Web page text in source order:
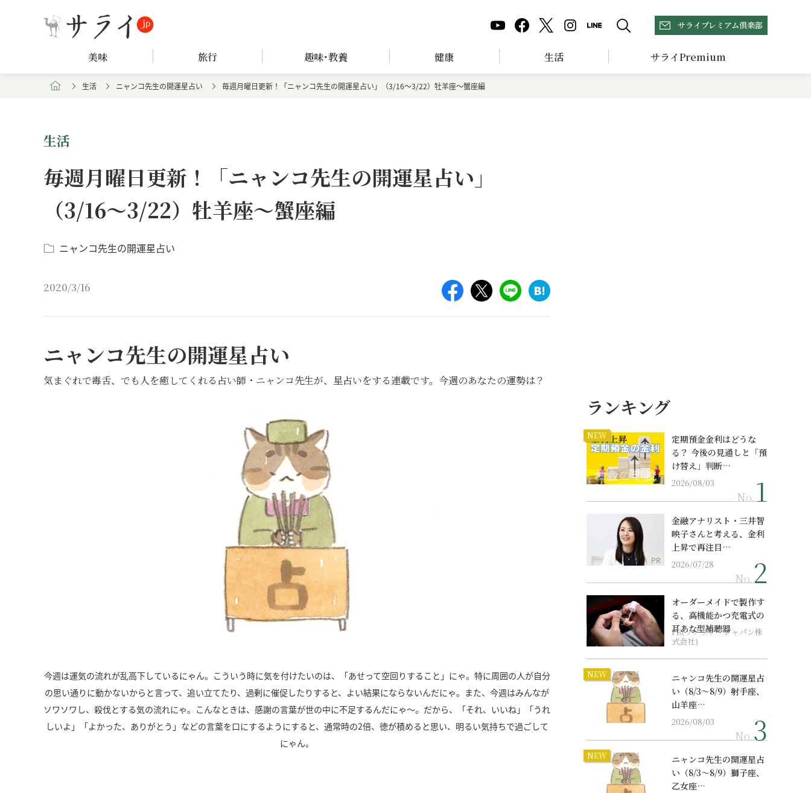
サライプレミアム倶楽部
美味 旅行 趣味･教養 健康 生活 サライPremium
生活 ニャンコ先生の開運星占い 毎週月曜日更新！「ニャンコ先生の開運星占い」（3/16～3/22）牡羊座～蟹座編
生活
毎週月曜日更新！「ニャンコ先生の開運星占い」
（3/16～3/22）牡羊座～蟹座編
ニャンコ先生の開運星占い
2020/3/16
ニャンコ先生の開運星占い
気まぐれで毒舌、でも人を癒してくれる占い師・ニャンコ先生が、星占いをする連載です。今週のあなたの運勢は？
今週は運気の流れが乱高下しているにゃん。こういう時に気を付けたいのは、「あせって空回りすること」にゃ。特に周囲の人が自分
の思い通りに動かないからと言って、追い立てたり、過剰に催促したりすると、よい結果にならないんだにゃ。また、今週はみんなが
ソワソワし、殺伐とする気の流れにゃ。こんなときは、感謝の言葉が世の中に不足するんだにゃ～。だから、「それ、いいね」「うれ
しいよ」「よかった、ありがとう」などの言葉を口にするようにすると、通常時の2倍、徳が積めると思い、明るい気持ちで過ごして
にゃん。
ランキング
NEW
定期預金金利はどうな
る？ 今後の見通しと「預
け替え」判断…
2026/08/03
No.
PR
金融アナリスト・三井智
映子さんと考える、金利
上昇で再注目…
2026/07/28
No.
オーダーメイドで製作す
る、高機能かつ充電式の
耳あな型補聴器
PR(ソノヴァ・ジャパン株
式会社)
NEW
ニャンコ先生の開運星占
い（8/3～8/9）射手座、
山羊座…
2026/08/03
No.
NEW
ニャンコ先生の開運星占
い（8/3～8/9）獅子座、
乙女座…